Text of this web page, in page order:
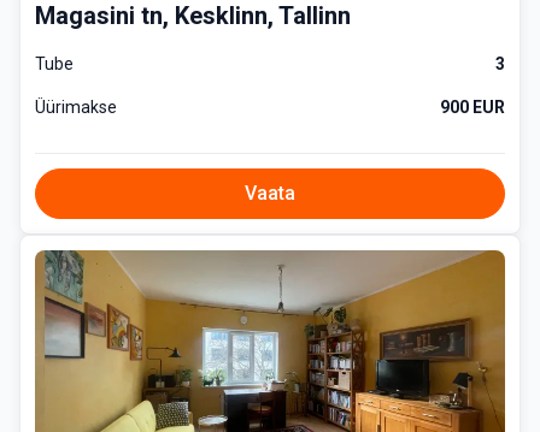
Magasini tn, Kesklinn, Tallinn
Tube 3
Üürimakse 900 EUR
Vaata